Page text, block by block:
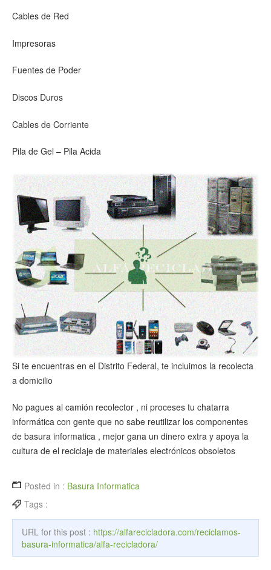
Cables de Red
Impresoras
Fuentes de Poder
Discos Duros
Cables de Corriente
Pila de Gel – Pila Acida
Si te encuentras en el Distrito Federal, te incluimos la recolecta
a domicilio
No pagues al camión recolector , ni proceses tu chatarra
informática con gente que no sabe reutilizar los componentes
de basura informatica , mejor gana un dinero extra y apoya la
cultura de el reciclaje de materiales electrónicos obsoletos
Posted in : Basura Informatica
Tags :
URL for this post : https://alfarecicladora.com/reciclamos-
basura-informatica/alfa-recicladora/